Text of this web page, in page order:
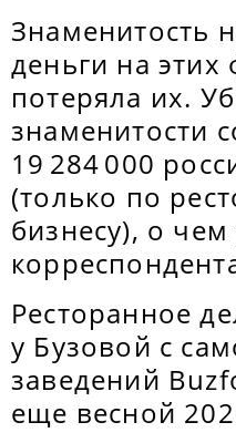
Знаменитость
деньги на этих
потеряла их.
знаменитости
19 284 000
(только по
бизнесу), о чем
Ресторанное
у Бузовой с
заведений
еще весной